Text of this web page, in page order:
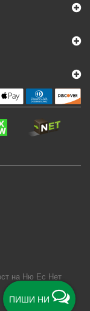
ПИШИ НИ
на Ню Ес Нет